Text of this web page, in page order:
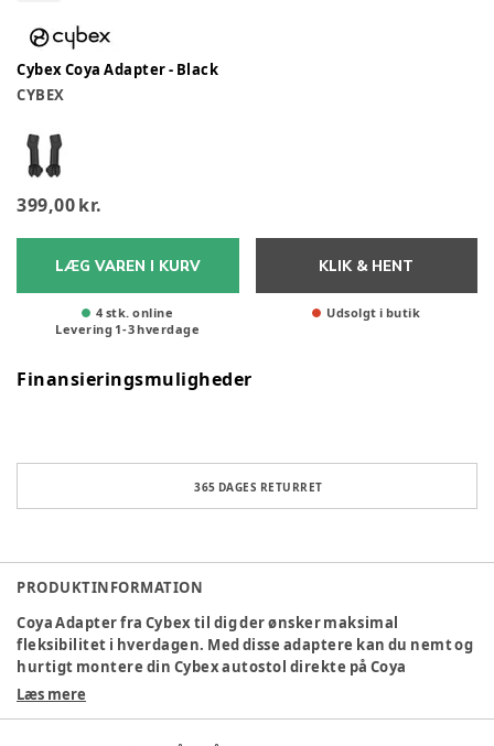
Cybex Coya Adapter - Black
CYBEX
399,00 kr.
LÆG VAREN I KURV
4 stk. online
Levering 1-3hverdage
KLIK & HENT
Udsolgt i butik
Finansieringsmuligheder
365 DAGES RETURRET
PRODUKTINFORMATION
Coya Adapter fra Cybex til dig der ønsker maksimal
fleksibilitet i hverdagen. Med disse adaptere kan du nemt og
hurtigt montere din Cybex autostol direkte på Coya
klapvognen, så du slipper for at vække dit barn, når I skal fra
Læs mere